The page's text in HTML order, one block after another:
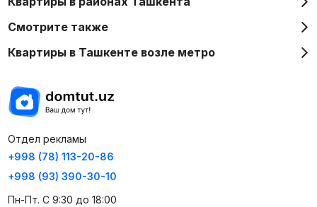
Смотрите также
Квартиры в Ташкенте возле метро
Отдел рекламы
+998 (78) 113-20-86
+998 (93) 390-30-10
Пн-Пт. С 9:30 до 18:00